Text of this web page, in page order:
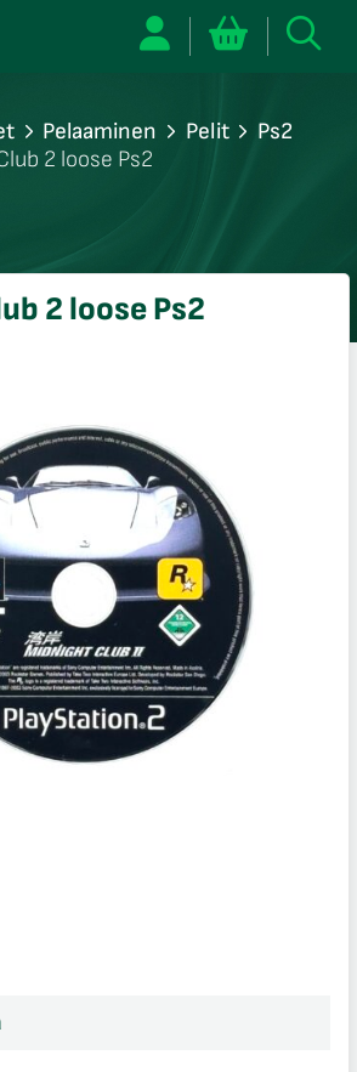
Pelaaminen Pelit
Ps2
2 loose Ps2
2 loose Ps2